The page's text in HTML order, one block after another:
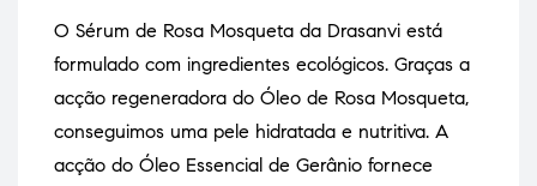
O Sérum de Rosa Mosqueta da Drasanvi está
formulado com ingredientes ecológicos. Graças a
acção regeneradora do Óleo de Rosa Mosqueta,
conseguimos uma pele hidratada e nutritiva. A
acção do Óleo Essencial de Gerânio fornece